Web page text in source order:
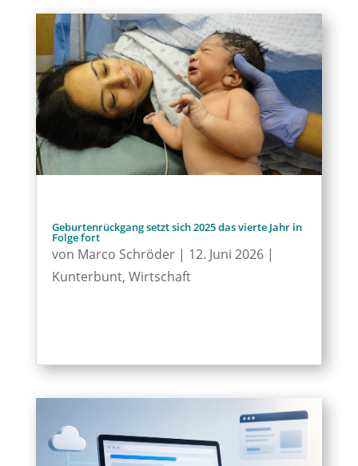
Geburtenrückgang setzt sich 2025 das vierte Jahr in
Folge fort
von Marco Schröder| 12. Juni 2026|
Kunterbunt, Wirtschaft